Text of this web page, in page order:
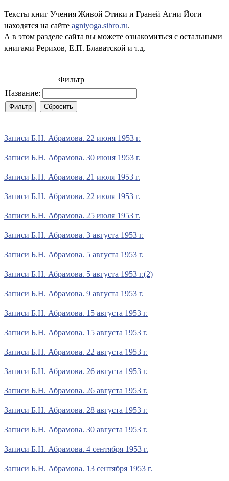
Тексты книг Учения Живой Этики и Граней Агни Йоги
находятся на сайте agniyoga.sibro.ru.
А в этом разделе сайта вы можете ознакомиться с остальными
книгами Рерихов, Е.П. Блаватской и т.д.
Фильтр
Название:
Записи Б.Н. Абрамова. 22 июня 1953 г.
Записи Б.Н. Абрамова. 30 июня 1953 г.
Записи Б.Н. Абрамова. 21 июля 1953 г.
Записи Б.Н. Абрамова. 22 июля 1953 г.
Записи Б.Н. Абрамова. 25 июля 1953 г.
Записи Б.Н. Абрамова. 3 августа 1953 г.
Записи Б.Н. Абрамова. 5 августа 1953 г.
Записи Б.Н. Абрамова. 5 августа 1953 г.(2)
Записи Б.Н. Абрамова. 9 августа 1953 г.
Записи Б.Н. Абрамова. 15 августа 1953 г.
Записи Б.Н. Абрамова. 15 августа 1953 г.
Записи Б.Н. Абрамова. 22 августа 1953 г.
Записи Б.Н. Абрамова. 26 августа 1953 г.
Записи Б.Н. Абрамова. 26 августа 1953 г.
Записи Б.Н. Абрамова. 28 августа 1953 г.
Записи Б.Н. Абрамова. 30 августа 1953 г.
Записи Б.Н. Абрамова. 4 сентября 1953 г.
Записи Б.Н. Абрамова. 13 сентября 1953 г.